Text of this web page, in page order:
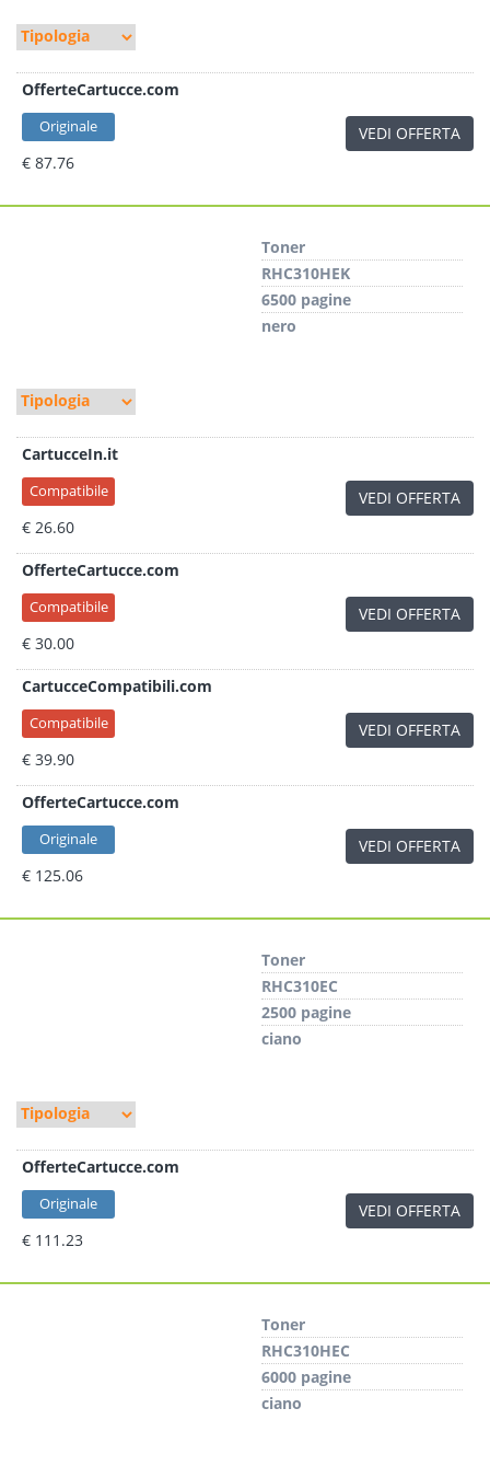
OfferteCartucce.com
Originale
€ 87.76
VEDI OFFERTA
Toner
RHC310HEK
6500 pagine
nero
CartucceIn.it
Compatibile
€ 26.60
VEDI OFFERTA
OfferteCartucce.com
Compatibile
€ 30.00
VEDI OFFERTA
CartucceCompatibili.com
Compatibile
€ 39.90
VEDI OFFERTA
OfferteCartucce.com
Originale
€ 125.06
VEDI OFFERTA
Toner
RHC310EC
2500 pagine
ciano
OfferteCartucce.com
Originale
€ 111.23
VEDI OFFERTA
Toner
RHC310HEC
6000 pagine
ciano